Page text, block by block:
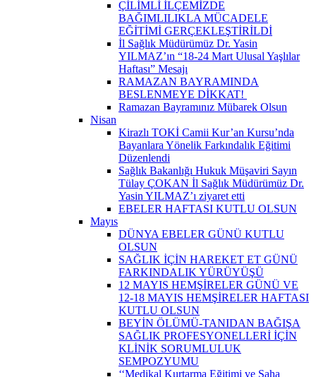
ÇİLİMLİ İLÇEMİZDE
BAĞIMLILIKLA MÜCADELE
EĞİTİMİ GERÇEKLEŞTİRİLDİ
İl Sağlık Müdürümüz Dr. Yasin
YILMAZ’ın “18-24 Mart Ulusal Yaşlılar
Haftası” Mesajı
RAMAZAN BAYRAMINDA
BESLENMEYE DİKKAT! ​
Ramazan Bayramınız Mübarek Olsun
Nisan
Kirazlı TOKİ Camii Kur’an Kursu’nda
Bayanlara Yönelik Farkındalık Eğitimi
Düzenlendi
Sağlık Bakanlığı Hukuk Müşaviri Sayın
Tülay ÇOKAN İl Sağlık Müdürümüz Dr.
Yasin YILMAZ’ı ziyaret etti
EBELER HAFTASI KUTLU OLSUN
Mayıs
DÜNYA EBELER GÜNÜ KUTLU
OLSUN
SAĞLIK İÇİN HAREKET ET GÜNÜ
FARKINDALIK YÜRÜYÜŞÜ
12 MAYIS HEMŞİRELER GÜNÜ VE
12-18 MAYIS HEMŞİRELER HAFTASI
KUTLU OLSUN
BEYİN ÖLÜMÜ-TANIDAN BAĞIŞA
SAĞLIK PROFESYONELLERİ İÇİN
KLİNİK SORUMLULUK
SEMPOZYUMU
‘‘Medikal Kurtarma Eğitimi ve Saha